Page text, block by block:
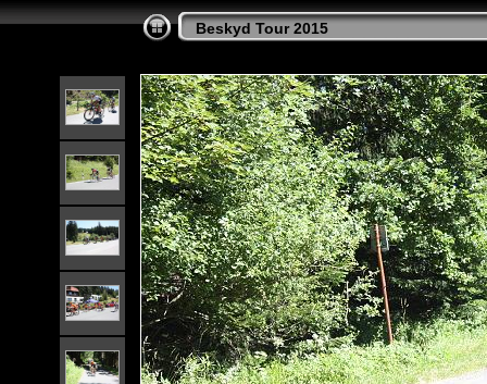
Beskyd Tour 2015